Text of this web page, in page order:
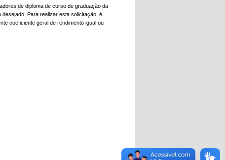
de diploma de curso de graduação da
Para realizar esta solicitação, é
coeficiente geral de rendimento igual ou